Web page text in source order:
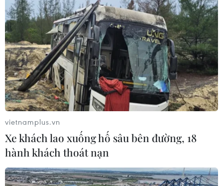
vietnamplus.vn
Xe khách lao xuống hố sâu bên đường, 18
hành khách thoát nạn